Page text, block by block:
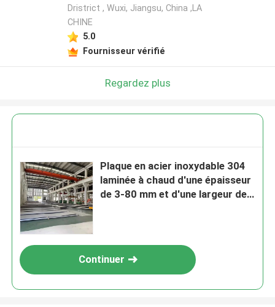
Dristrict , Wuxi, Jiangsu, China ,LA
CHINE
5.0
Fournisseur vérifié
Regardez plus
Plaque en acier inoxydable 304
laminée à chaud d'une épaisseur
de 3-80 mm et d'une largeur de
Continuer